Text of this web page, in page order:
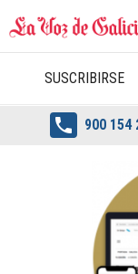
SUSCRIBIRSE
 900 154